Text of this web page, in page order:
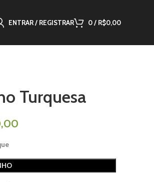
ENTRAR / REGISTRAR 0/ R$0,00
Turquesa